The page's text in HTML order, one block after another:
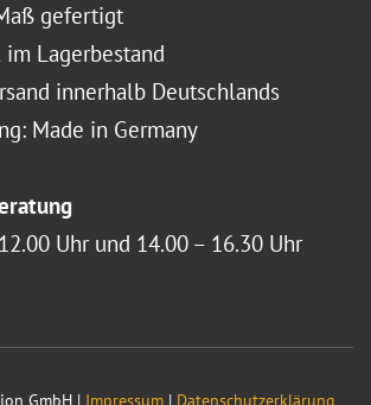
gefertigt
Lagerbestand
innerhalb Deutschlands
Made in Germany
Uhr und 14.00 – 16.30 Uhr
GmbH | Impressum | Datenschutzerklärung